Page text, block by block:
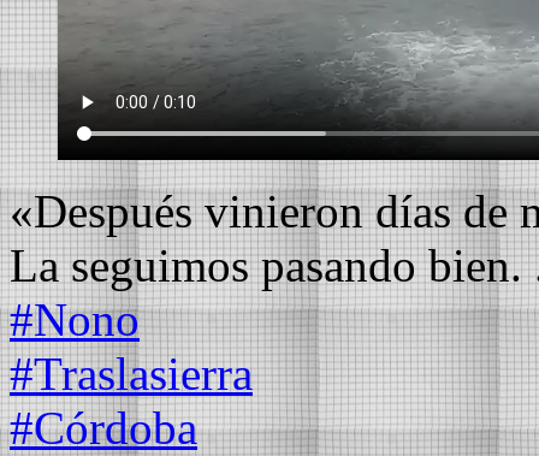
«Después vinieron días
La seguimos pasando bien.
#Nono
#Traslasierra
#Córdoba